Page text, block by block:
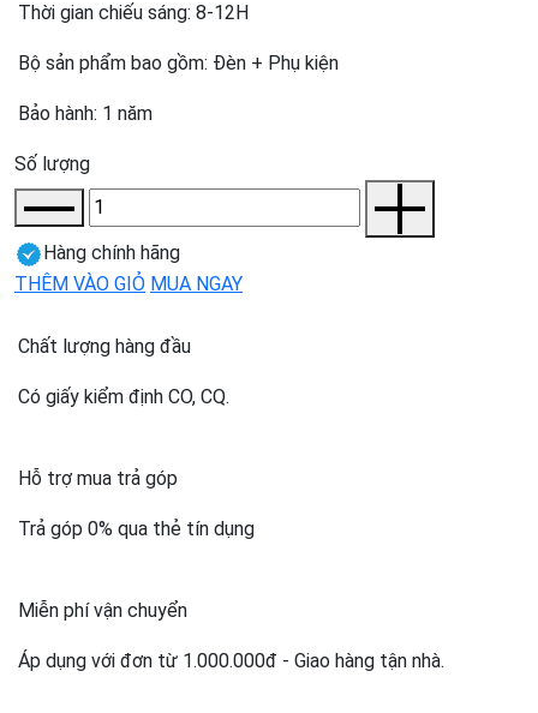
Thời gian chiếu sáng: 8-12H
Bộ sản phẩm bao gồm: Đèn + Phụ kiện
Bảo hành: 1 năm
Số lượng
Hàng chính hãng
THÊM VÀO GIỎ MUA NGAY
Chất lượng hàng đầu
Có giấy kiểm định CO, CQ.
Hỗ trợ mua trả góp
Trả góp 0% qua thẻ tín dụng
Miễn phí vận chuyển
Áp dụng với đơn từ 1.000.000đ - Giao hàng tận nhà.